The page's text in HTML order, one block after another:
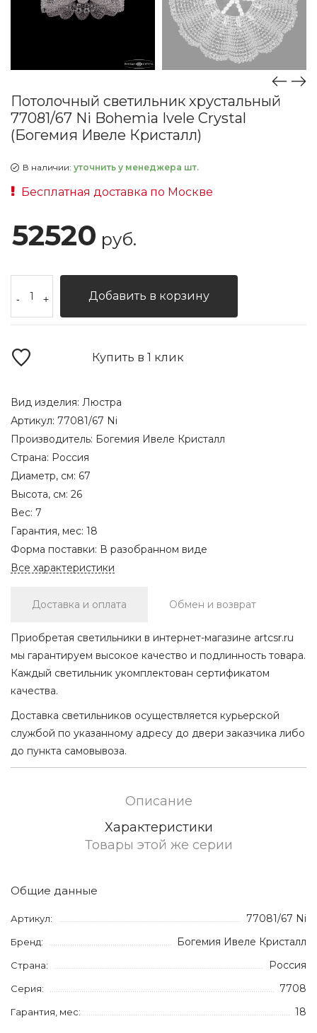
Потолочный светильник хрустальный
77081/67 Ni Bohemia Ivele Crystal
(Богемия Ивеле Кристалл)
В наличии: уточнить у менеджера шт.
Бесплатная доставка по Москве
52520 руб.
- + Добавить в корзину
Купить в 1 клик
Вид изделия: Люстра
Артикул: 77081/67 Ni
Производитель: Богемия Ивеле Кристалл
Страна: Россия
Диаметр, см: 67
Высота, см: 26
Вес: 7
Гарантия, мес: 18
Форма поставки: В разобранном виде
Все характеристики
Доставка и оплата Обмен и возврат
Приобретая светильники в интернет-магазине artcsr.ru
мы гарантируем высокое качество и подлинность товара.
Каждый светильник укомплектован сертификатом
качества.
Доставка светильников осуществляется курьерской
службой по указанному адресу до двери заказчика либо
до пункта самовывоза.
Описание
Характеристики
Товары этой же серии
Общие данные
Артикул: 77081/67 Ni
Бренд: Богемия Ивеле Кристалл
Страна: Россия
Серия: 7708
Гарантия, мес: 18